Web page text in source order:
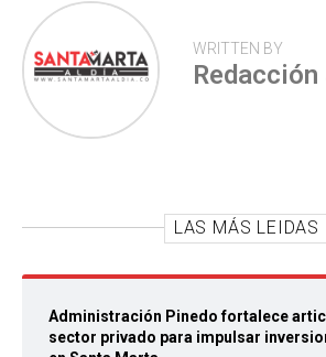
WRITTEN BY
Redacción
LAS MÁS LEIDAS
Administración Pinedo fortalece
sector privado para impulsar